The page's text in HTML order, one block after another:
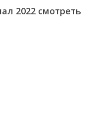
2022 смотреть